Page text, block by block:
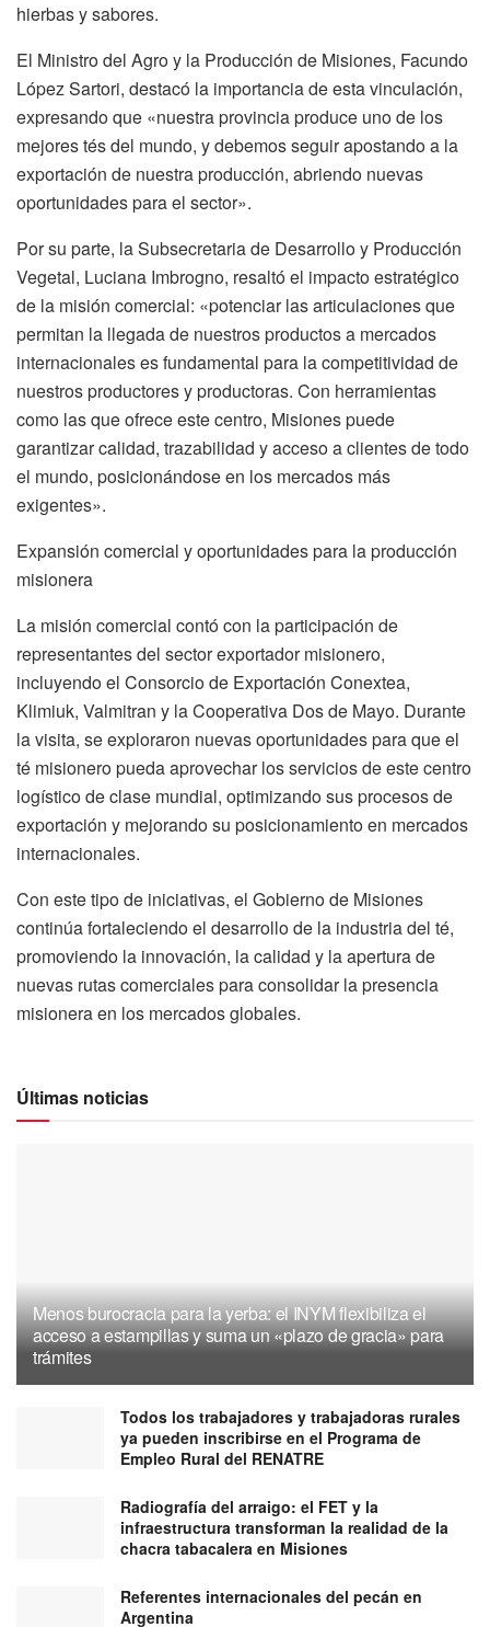
hierbas y sabores.
El Ministro del Agro y la Producción de Misiones, Facundo
López Sartori, destacó la importancia de esta vinculación,
expresando que «nuestra provincia produce uno de los
mejores tés del mundo, y debemos seguir apostando a la
exportación de nuestra producción, abriendo nuevas
oportunidades para el sector».
Por su parte, la Subsecretaria de Desarrollo y Producción
Vegetal, Luciana Imbrogno, resaltó el impacto estratégico
de la misión comercial: «potenciar las articulaciones que
permitan la llegada de nuestros productos a mercados
internacionales es fundamental para la competitividad de
nuestros productores y productoras. Con herramientas
como las que ofrece este centro, Misiones puede
garantizar calidad, trazabilidad y acceso a clientes de todo
el mundo, posicionándose en los mercados más
exigentes».
Expansión comercial y oportunidades para la producción
misionera
La misión comercial contó con la participación de
representantes del sector exportador misionero,
incluyendo el Consorcio de Exportación Conextea,
Klimiuk, Valmitran y la Cooperativa Dos de Mayo. Durante
la visita, se exploraron nuevas oportunidades para que el
té misionero pueda aprovechar los servicios de este centro
logístico de clase mundial, optimizando sus procesos de
exportación y mejorando su posicionamiento en mercados
internacionales.
Con este tipo de iniciativas, el Gobierno de Misiones
continúa fortaleciendo el desarrollo de la industria del té,
promoviendo la innovación, la calidad y la apertura de
nuevas rutas comerciales para consolidar la presencia
misionera en los mercados globales.
Últimas noticias
Menos burocracia para la yerba: el INYM flexibiliza el
acceso a estampillas y suma un «plazo de gracia» para
trámites
Todos los trabajadores y trabajadoras rurales
ya pueden inscribirse en el Programa de
Empleo Rural del RENATRE
Radiografía del arraigo: el FET y la
infraestructura transforman la realidad de la
chacra tabacalera en Misiones
Referentes internacionales del pecán en
Argentina